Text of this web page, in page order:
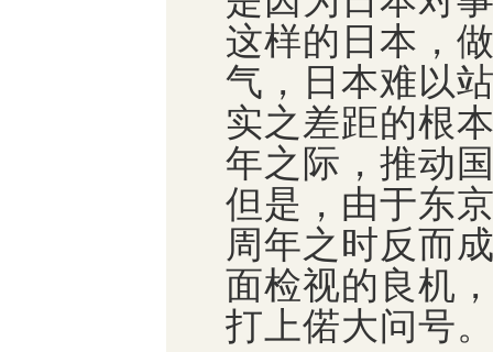
这样的日本，
气，日本难以
实之差距的根
年之际，推动
但是，由于东
周年之时反而
面检视的良机
打上偌大问号